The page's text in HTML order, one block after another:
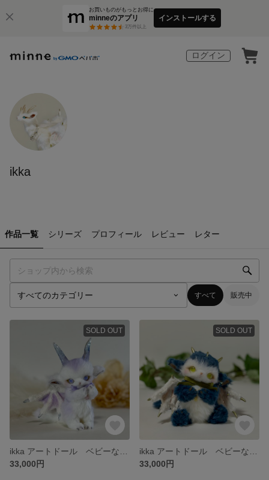
お買いものがもっとお得に
minneのアプリ
3万件以上
インストールする
ログイン
ikka
作品一覧 シリーズ プロフィール レビュー レター
すべて 販売中
SOLD OUT
33,000円
SOLD OUT
33,000円